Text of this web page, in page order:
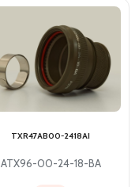
TXR47AB00-2418AI
ATX96-00-24-18-BA